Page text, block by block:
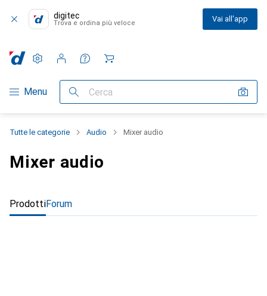
digitec
Trova e ordina più veloce Vai all'app
Categoria Navigazione
Menu Cerca
Impostazioni
Conto cliente
Liste di confronto
Liste dei desideri
Carrello
Tutte le categorie Audio Mixer audio
Mixer audio
ProdottiForum